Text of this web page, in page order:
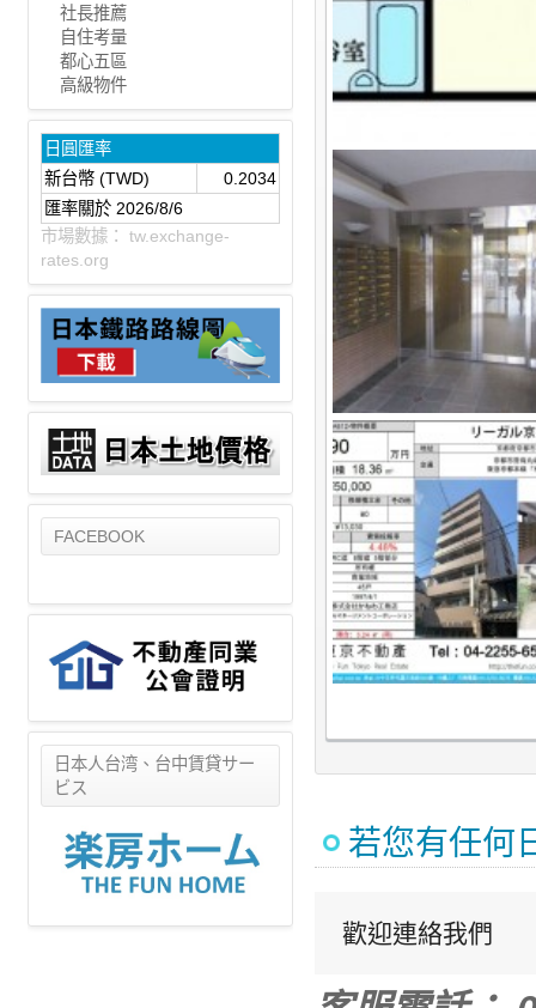
若您有任何
歡迎連絡我們
社長推薦
自住考量
都心五區
高級物件
日圓匯率
新台幣 (TWD)
0.2034
匯率關於 2026/8/6
市場數據： tw.exchange-
rates.org
FACEBOOK
日本人台湾、台中賃貸サー
ビス